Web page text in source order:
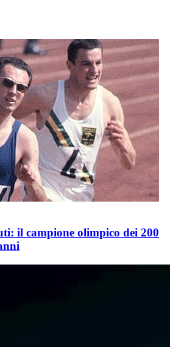
il campione olimpico dei 200